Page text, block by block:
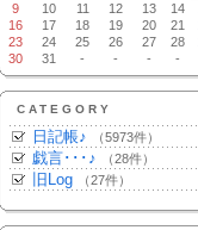
9
10 11 12 13 14
16
17 18 19 20 21
23
24 25 26 27 28
30
31 - - - -
CATEGORY
日記帳♪ （5973件）
戯言･･･♪ （28件）
旧Log （27件）